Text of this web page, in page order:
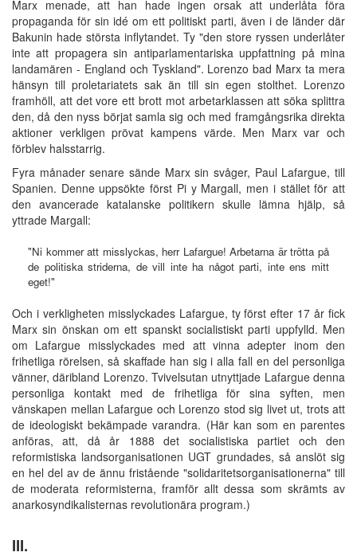
Marx menade, att han hade ingen orsak att underlåta föra
propaganda för sin idé om ett politiskt parti, även i de länder där
Bakunin hade största inflytandet. Ty "den store ryssen underlåter
inte att propagera sin antiparlamentariska uppfattning på mina
landamären - England och Tyskland". Lorenzo bad Marx ta mera
hänsyn till proletariatets sak än till sin egen stolthet. Lorenzo
framhöll, att det vore ett brott mot arbetarklassen att söka splittra
den, då den nyss börjat samla sig och med framgångsrika direkta
aktioner verkligen prövat kampens värde. Men Marx var och
förblev halsstarrig.
Fyra månader senare sände Marx sin svåger, Paul Lafargue, till
Spanien. Denne uppsökte först Pi y Margall, men i stället för att
den avancerade katalanske politikern skulle lämna hjälp, så
yttrade Margall:
"Ni kommer att misslyckas, herr Lafargue! Arbetarna är trötta på
de politiska striderna, de vill inte ha något parti, inte ens mitt
eget!"
Och i verkligheten misslyckades Lafargue, ty först efter 17 år fick
Marx sin önskan om ett spanskt socialistiskt parti uppfylld. Men
om Lafargue misslyckades med att vinna adepter inom den
frihetliga rörelsen, så skaffade han sig i alla fall en del personliga
vänner, däribland Lorenzo. Tvivelsutan utnyttjade Lafargue denna
personliga kontakt med de frihetliga för sina syften, men
vänskapen mellan Lafargue och Lorenzo stod sig livet ut, trots att
de ideologiskt bekämpade varandra. (Här kan som en parentes
anföras, att, då år 1888 det socialistiska partiet och den
reformistiska landsorganisationen UGT grundades, så anslöt sig
en hel del av de ännu fristående "solidaritetsorganisationerna" till
de moderata reformisterna, framför allt dessa som skrämts av
anarkosyndikalisternas revolutionära program.)
III.